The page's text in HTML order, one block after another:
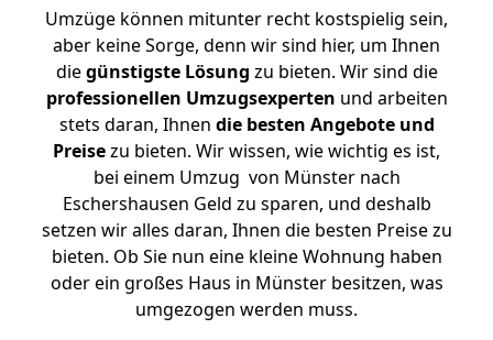
Umzüge können mitunter recht kostspielig sein,
aber keine Sorge, denn wir sind hier, um Ihnen
diegünstigste Lösung zu bieten. Wir sind die
professionellen Umzugsexperten und arbeiten
stets daran, Ihnen die besten Angebote und
Preisezu bieten. Wir wissen, wie wichtig es ist,
bei einem Umzug von Münster nach
Eschershausen Geld zu sparen, und deshalb
setzen wir alles daran, Ihnen die besten Preise zu
bieten. Ob Sie nun eine kleine Wohnung haben
oder ein großes Haus in Münster besitzen, was
umgezogen werden muss.